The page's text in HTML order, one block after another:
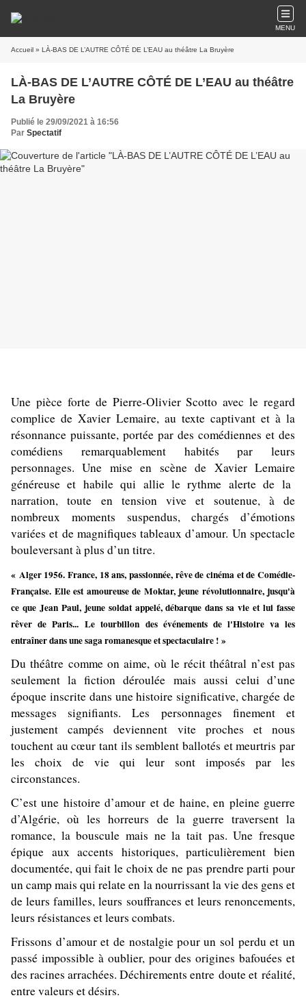
MENU
Accueil » LÀ-BAS DE L’AUTRE CÔTÉ DE L’EAU au théâtre La Bruyère
LÀ-BAS DE L’AUTRE CÔTÉ DE L’EAU au théâtre
La Bruyère
Publié le 29/09/2021 à 16:56
Par Spectatif
Une pièce forte de Pierre-Olivier Scotto avec le regard
complice de Xavier Lemaire, au texte captivant et à la
résonnance puissante, portée par des comédiennes et des
comédiens remarquablement habités par leurs
personnages. Une mise en scène de Xavier Lemaire
généreuse et habile qui allie le rythme alerte de la
narration, toute en tension vive et soutenue, à de
nombreux moments suspendus, chargés d’émotions
variées et de magnifiques tableaux d’amour. Un spectacle
bouleversant à plus d’un titre.
« Alger 1956. France, 18 ans, passionnée, rêve de cinéma et de Comédie-
Française. Elle est amoureuse de Moktar, jeune révolutionnaire, jusqu'à
ce que Jean Paul, jeune soldat appelé, débarque dans sa vie et lui fasse
rêver de Paris... Le tourbillon des événements de l'Histoire va les
entraîner dans une saga romanesque et spectaculaire ! »
Du théâtre comme on aime, où le récit théâtral n’est pas
seulement la fiction déroulée mais aussi celui d’une
époque inscrite dans une histoire significative, chargée de
messages signifiants. Les personnages finement et
justement campés deviennent vite proches et nous
touchent au cœur tant ils semblent ballotés et meurtris par
les choix de vie qui leur sont imposés par les
circonstances.
C’est une histoire d’amour et de haine, en pleine guerre
d’Algérie, où les horreurs de la guerre traversent la
romance, la bouscule mais ne la tait pas. Une fresque
épique aux accents historiques, particulièrement bien
documentée, qui fait le choix de ne pas prendre parti pour
un camp mais qui relate en la nourrissant la vie des gens et
de leurs familles, leurs souffrances et leurs renoncements,
leurs résistances et leurs combats.
Frissons d’amour et de nostalgie pour un sol perdu et un
passé impossible à oublier, pour des origines bafouées et
des racines arrachées. Déchirements entre doute et réalité,
entre valeurs et désirs.